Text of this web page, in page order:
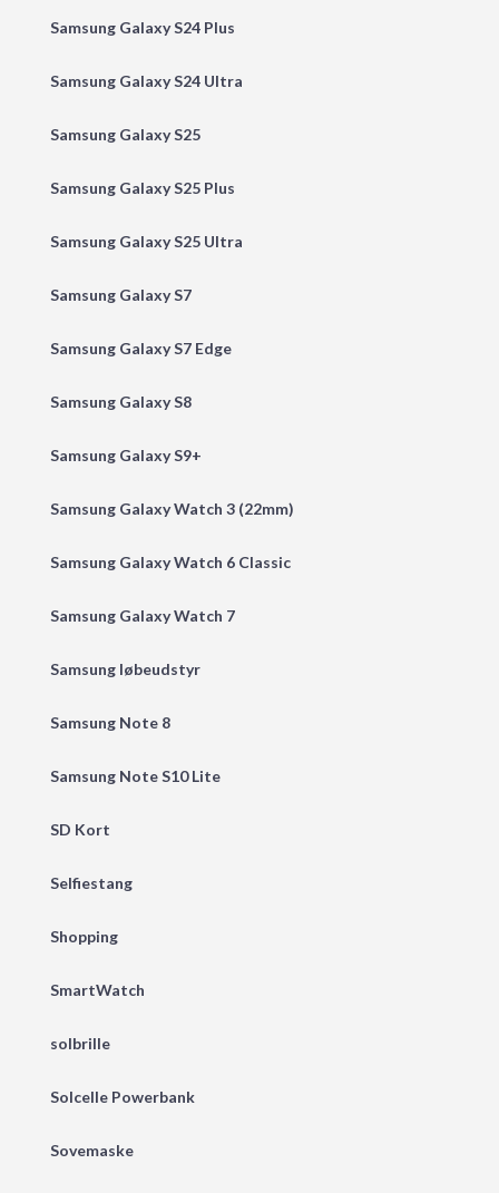
Samsung Galaxy S24 Plus
Samsung Galaxy S24 Ultra
Samsung Galaxy S25
Samsung Galaxy S25 Plus
Samsung Galaxy S25 Ultra
Samsung Galaxy S7
Samsung Galaxy S7 Edge
Samsung Galaxy S8
Samsung Galaxy S9+
Samsung Galaxy Watch 3 (22mm)
Samsung Galaxy Watch 6 Classic
Samsung Galaxy Watch 7
Samsung løbeudstyr
Samsung Note 8
Samsung Note S10 Lite
SD Kort
Selfiestang
Shopping
SmartWatch
solbrille
Solcelle Powerbank
Sovemaske